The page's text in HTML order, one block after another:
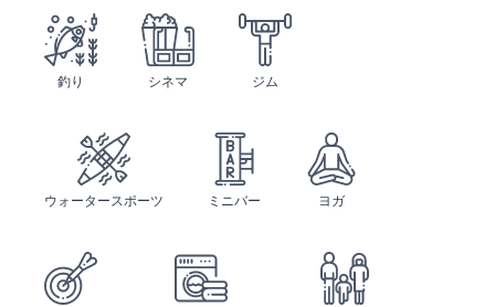
釣り シネマ ジム
ウォータースポーツ ミニバー ヨガ